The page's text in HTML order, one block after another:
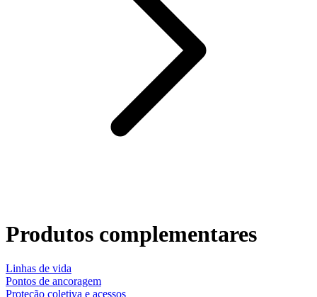
Produtos complementares
Linhas de vida
Pontos de ancoragem
Proteção coletiva e acessos